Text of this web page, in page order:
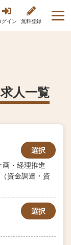
グイン 無料登録
人一覧
・経理推進
資金調達・資
選択
選択